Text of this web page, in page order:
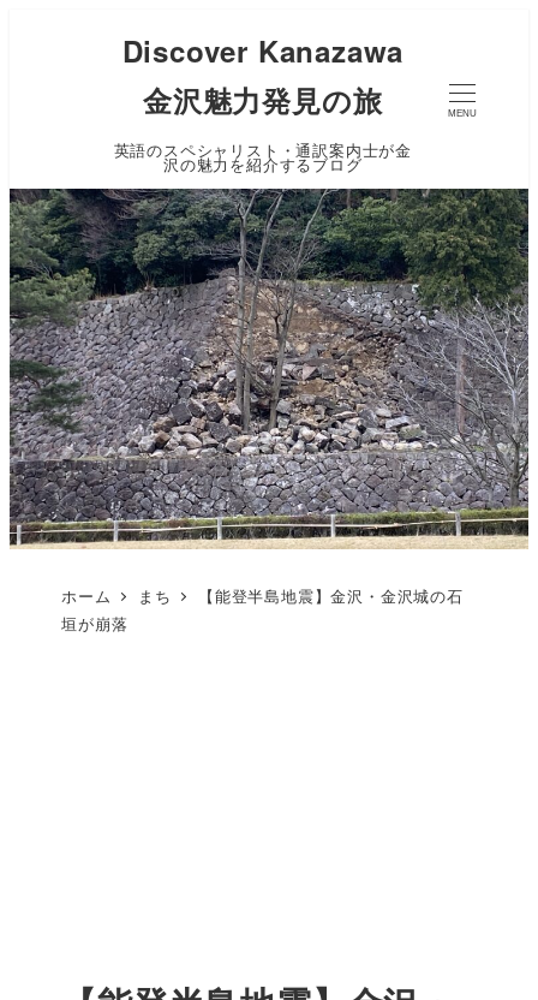
Discover Kanazawa
金沢魅力発見の旅
英語のスペシャリスト・通訳案内士が金
沢の魅力を紹介するブログ
MENU
ホーム まち
【能登半島地震】金沢・金沢城の石
垣が崩落